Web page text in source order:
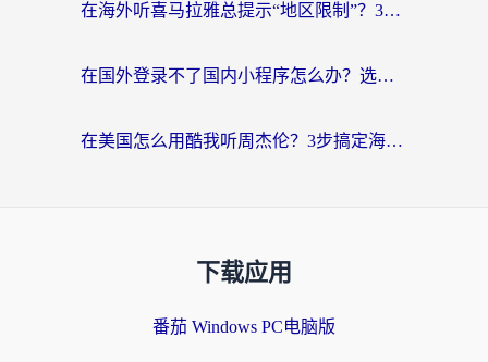
在海外听喜马拉雅总提示“地区限制”？3步轻松解除+听国内音乐全攻略
在国外登录不了国内小程序怎么办？选对回国加速器，轻松解锁国内资源
在美国怎么用酷我听周杰伦？3步搞定海外听歌难题
下载应用
番茄 Windows PC电脑版